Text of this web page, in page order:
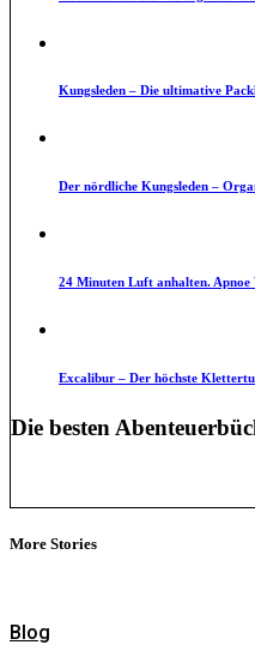
Kungsleden – Die ultimative
Der nördliche Kungsleden –
24 Minuten Luft anhalten. Apnoe
Excalibur – Der höchste
Die besten
More Stories
Blog